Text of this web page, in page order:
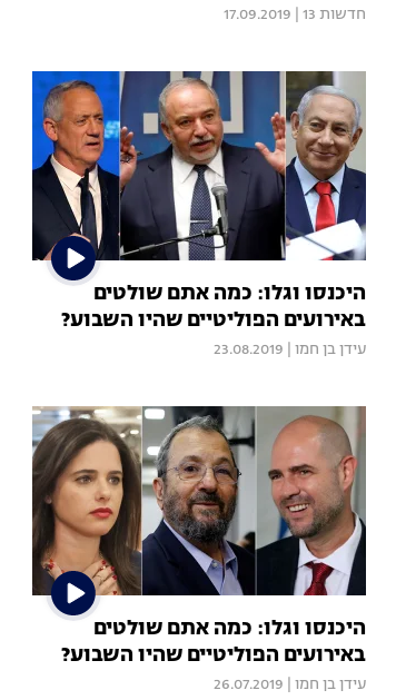
חדשות 13 17.09.2019
היכנסו וגלו: כמה אתם שולטים
באירועים הפוליטיים שהיו השבוע?
עידן בן חמו 23.08.2019
היכנסו וגלו: כמה אתם שולטים
באירועים הפוליטיים שהיו השבוע?
עידן בן חמו 26.07.2019